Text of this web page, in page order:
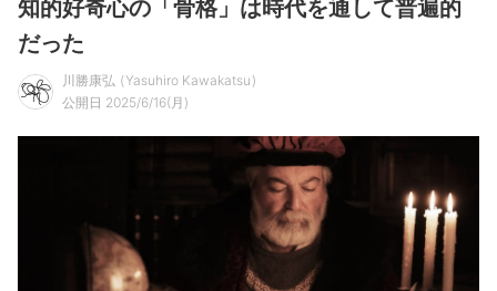
知的好奇心の「骨格」は時代を通して普遍的
だった
川勝康弘
Yasuhiro Kawakatsu
公開日 2025/6/16(月)